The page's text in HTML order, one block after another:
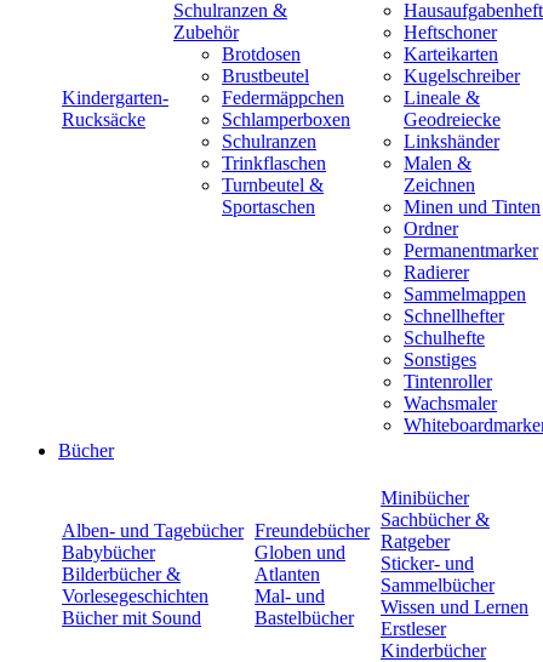
Kindergarten-
Rucksäcke
Schulranzen &
Zubehör
Brotdosen
Brustbeutel
Federmäppchen
Schlamperboxen
Schulranzen
Trinkflaschen
Turnbeutel &
Sportaschen
Hausaufgabenheft
Heftschoner
Karteikarten
Kugelschreiber
Lineale &
Geodreiecke
Linkshänder
Malen &
Zeichnen
Minen und Tinten
Ordner
Permanentmarker
Radierer
Sammelmappen
Schnellhefter
Schulhefte
Sonstiges
Tintenroller
Wachsmaler
Bücher
Alben- und Tagebücher
Babybücher
Bilderbücher &
Vorlesegeschichten
Bücher mit Sound
Freundebücher
Globen und
Atlanten
Mal- und
Bastelbücher
Minibücher
Sachbücher &
Ratgeber
Sticker- und
Sammelbücher
Wissen und Lernen
Erstleser
Kinderbücher